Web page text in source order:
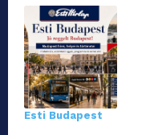
Esti Budapest